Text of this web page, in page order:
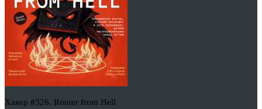
Хакер #326. Router from Hell